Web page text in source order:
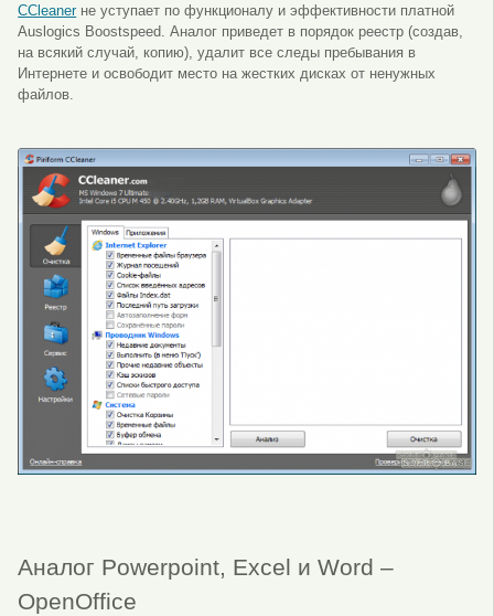
CCleanerне уступает по функционалу и эффективности платной
Auslogics Boostspeed. Аналог приведет в порядок реестр (создав,
на всякий случай, копию), удалит все следы пребывания в
Интернете и освободит место на жестких дисках от ненужных
файлов.
Аналог Powerpoint, Excel и Word –
OpenOffice